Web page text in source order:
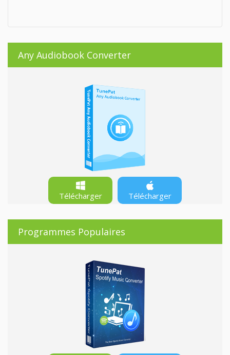
Any Audiobook Converter
Télécharger Télécharger
Programmes Populaires